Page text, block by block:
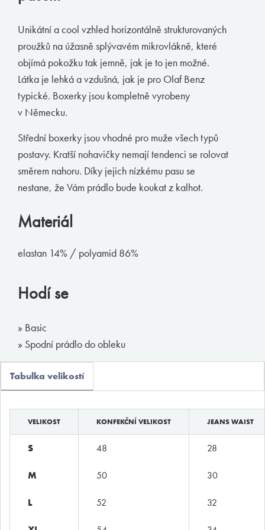
Unikátní a cool vzhled horizontálně strukturovaných
proužků na úžasně splývavém mikrovlákně, které
objímá pokožku tak jemně, jak je to jen možné.
Látka je lehká a vzdušná, jak je pro Olaf Benz
typické. Boxerky jsou kompletně vyrobeny
v Německu.
Střední boxerky jsou vhodné pro muže všech typů
postavy. Kratší nohavičky nemají tendenci se rolovat
směrem nahoru. Díky jejich nízkému pasu se
nestane, že Vám prádlo bude koukat z kalhot.
Materiál
elastan 14% / polyamid 86%
Hodí se
» Basic
» Spodní prádlo do obleku
Tabulka velikostí
VELIKOST KONFEKČNÍ VELIKOST JEANS WAIST
S 48 28
M 50 30
L 52 32
McAlson
Baldesarini
HOM
Manstore
Ermenegildo Zegna
Diesel
Slipy
Tanga, jocky
Legíny a body
Trika, tilka
Pyžama, volný čas
Plavky
273 132 679